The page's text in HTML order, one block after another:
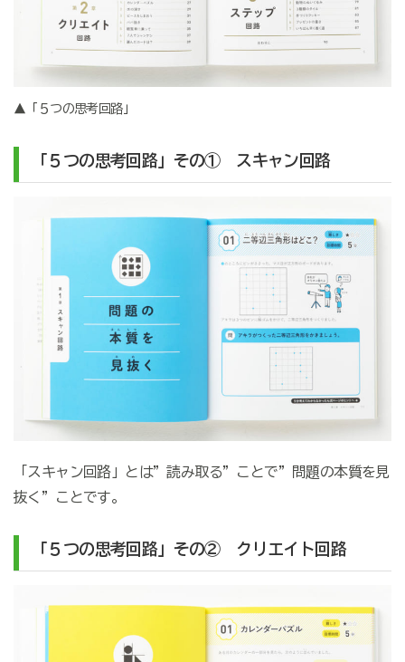
▲「５つの思考回路」
「５つの思考回路」その① スキャン回路
「スキャン回路」とは”読み取る”ことで”問題の本質を見
抜く”ことです。
「５つの思考回路」その② クリエイト回路